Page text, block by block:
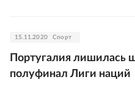
15.11.2020 Спорт
Португалия лишилась
полуфинал Лиги наций